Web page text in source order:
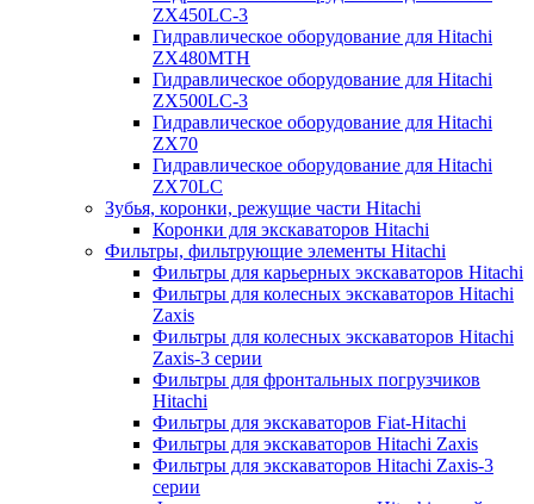
ZX450LC-3
Гидравлическое оборудование для Hitachi
ZX480MTH
Гидравлическое оборудование для Hitachi
ZX500LC-3
Гидравлическое оборудование для Hitachi
ZX70
Гидравлическое оборудование для Hitachi
ZX70LC
Зубья, коронки, режущие части Hitachi
Коронки для экскаваторов Hitachi
Фильтры, фильтрующие элементы Hitachi
Фильтры для карьерных экскаваторов Hitachi
Фильтры для колесных экскаваторов Hitachi
Zaxis
Фильтры для колесных экскаваторов Hitachi
Zaxis-3 серии
Фильтры для фронтальных погрузчиков
Hitachi
Фильтры для экскаваторов Fiat-Hitachi
Фильтры для экскаваторов Hitachi Zaxis
Фильтры для экскаваторов Hitachi Zaxis-3
серии